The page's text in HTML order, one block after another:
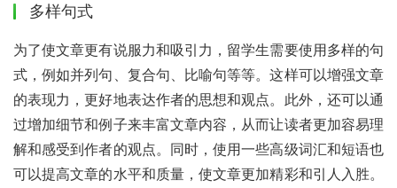
多样句式
为了使文章更有说服力和吸引力，留学生需要使用多样的句
式，例如并列句、复合句、比喻句等等。这样可以增强文章
的表现力，更好地表达作者的思想和观点。此外，还可以通
过增加细节和例子来丰富文章内容，从而让读者更加容易理
解和感受到作者的观点。同时，使用一些高级词汇和短语也
可以提高文章的水平和质量，使文章更加精彩和引人入胜。